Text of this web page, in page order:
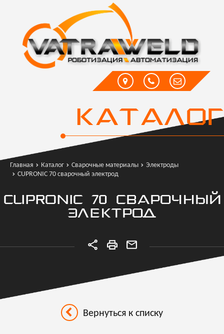
КАТАЛОГ
Главная Каталог Сварочные материалы
Электроды
CUPRONIC 70 сварочный электрод
CUPRONIC 70 СВАРОЧНЫЙ
ЭЛЕКТРОД
Вернуться к списку